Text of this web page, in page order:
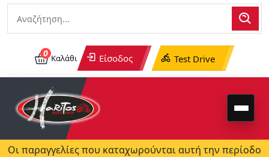
0 Καλάθι Είσοδος Test Drive
Οι παραγγελίες που καταχωρούνται αυτή την περίοδο